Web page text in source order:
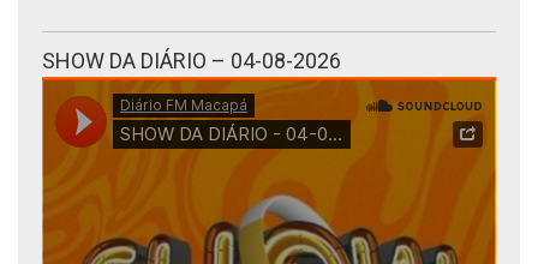
SHOW DA DIÁRIO – 04-08-2026